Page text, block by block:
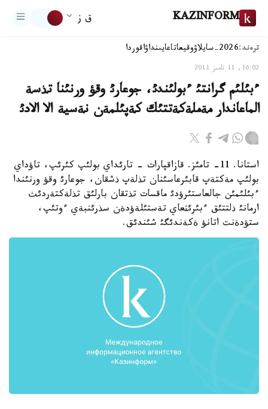
KAZINFORM ق ز
ترەند:2026-سايلاۋ وقيعاتاعايىنداۋاقوردا
16:02, 11 تامىز 2011
ءبئلئم گرانتئ ءبولئندئ، جوعارئ وقؤ ورنئنا تذسة
الماعاندار مةملةكةتتئك كةپئلمةن نةسية الا الادئ
استانا. 11- تامئز. قازاقپارات - تارئداي بولئپ كئرئپ، تاؤداي
بولئپ مةكتةپ قابئرعاسئنان تذلةپ ذشقان، جوعارئ وقؤ ورنئندا
ءبئلئمئن جالعاستئرؤدئ ماقسات تذتقان بارلئق تذلةكتةردئث
ارمانئ ذلتتئق ءبئرئثعاي تةستئلةؤدةن سذرئنبةي ءوتئپ،
ستؤدةنت اتانؤ ةكةندئگئ شئندئق.